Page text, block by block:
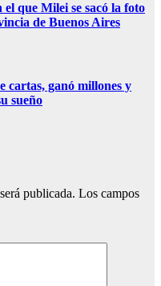
que Milei se sacó la foto
de Buenos Aires
cartas, ganó millones y
sueño
publicada. Los campos